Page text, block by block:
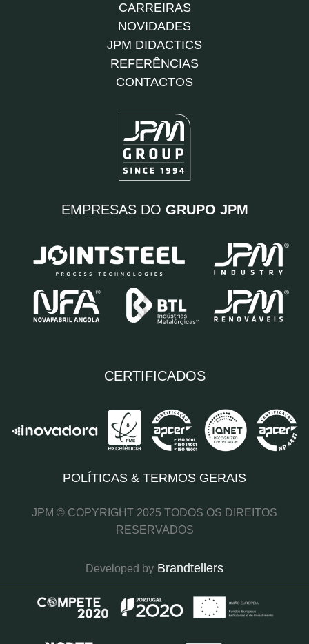
CARREIRAS
NOVIDADES
JPM DIDACTICS
REFERÊNCIAS
CONTACTOS
EMPRESAS DO GRUPO JPM
CERTIFICADOS
POLÍTICAS & TERMOS GERAIS
JPM © COPYRIGHT 2025 TODOS OS DIREITOS
RESERVADOS
Developed by Brandtellers
Automóvel
Farmacêutica
Home & Personal Care (HPC)
Mobiliário